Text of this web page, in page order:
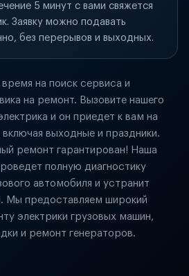
5 минут с вами свяжется
Заявку можно подавать
без перерывов и выходных.
на поиск сервиса и
на ремонт. Вызовите нашего
и он приедет к вам на
выходные и праздники.
ремонт гарантирован! Наша
полную диагностику
автомобиля и устранит
Мы предоставляем широкий
электрики грузовых машин,
и ремонт генераторов.